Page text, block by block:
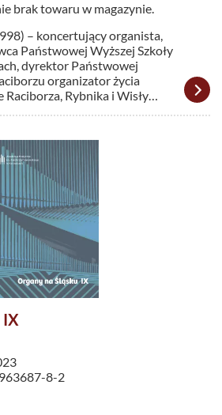
brak towaru w magazynie.
– koncertujący organista,
Państwowej Wyższej Szkoły
dyrektor Państwowej
organizator życia
Raciborza, Rybnika i Wisły…
IX
8-2